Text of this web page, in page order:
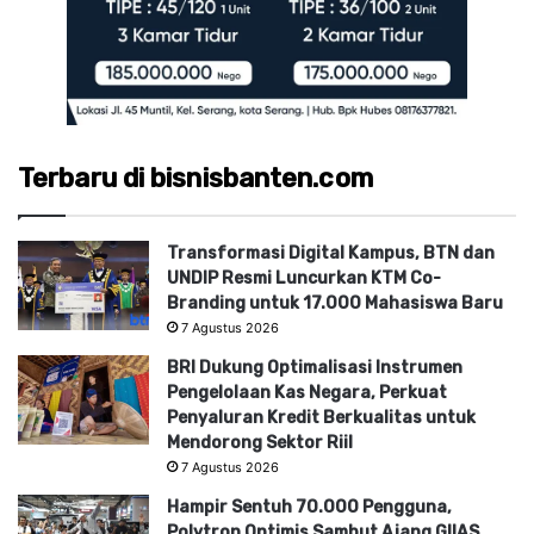
Terbaru di bisnisbanten.com
Transformasi Digital Kampus, BTN dan
UNDIP Resmi Luncurkan KTM Co-
Branding untuk 17.000 Mahasiswa Baru
7 Agustus 2026
BRI Dukung Optimalisasi Instrumen
Pengelolaan Kas Negara, Perkuat
Penyaluran Kredit Berkualitas untuk
Mendorong Sektor Riil
7 Agustus 2026
Hampir Sentuh 70.000 Pengguna,